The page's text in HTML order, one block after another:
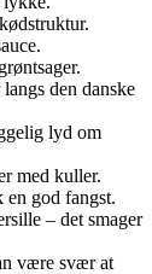
den danske
lyd om
med kuller.
god fangst.
– det smager
være svær at